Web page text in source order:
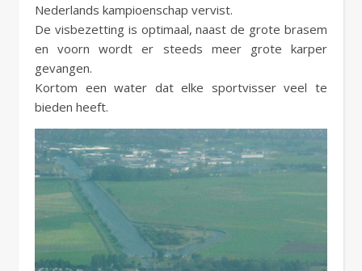
Nederlands kampioenschap vervist.
De visbezetting is optimaal, naast de grote brasem
en voorn wordt er steeds meer grote karper
gevangen.
Kortom een water dat elke sportvisser veel te
bieden heeft.